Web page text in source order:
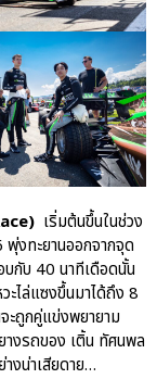
Experience
เริ่มต้นขึ้นในช่วง
งทะยานออกจากจุด
กับ 40 นาทีเดือดนั้น
ะไล่แซงขึ้นมาได้ถึง 8
ะถูกคู่แข่งพยายาม
างรถของ เติ้น ทัศนพล
งน่าเสียดาย…